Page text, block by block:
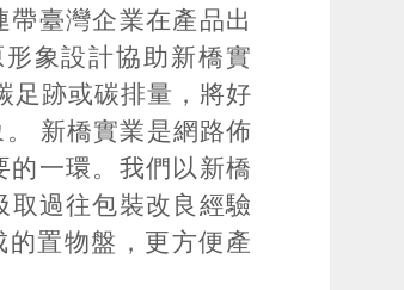
臺灣企業在產品出
象設計協助新橋實
足跡或碳排量，將好
新橋實業是網路佈
一環。我們以新橋
過往包裝改良經驗
置物盤，更方便產